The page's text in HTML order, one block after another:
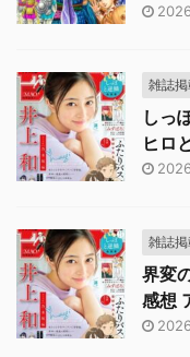
雑誌
しっ
ヒロ
雑誌
界変
感想